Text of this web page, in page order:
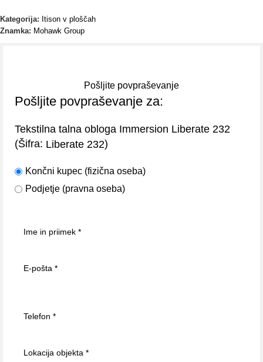
Kategorija: Itison v ploščah
Znamka: Mohawk Group
Pošljite povpraševanje
Pošljite povpraševanje za:
Tekstilna talna obloga Immersion Liberate 232
(Šifra: Liberate 232)
Končni kupec (fizična oseba)
Podjetje (pravna oseba)